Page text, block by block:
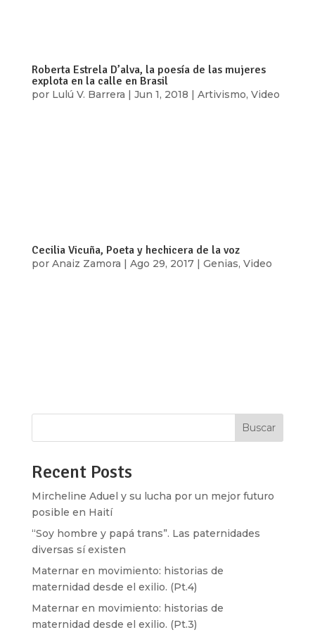
Roberta Estrela D’alva, la poesía de las mujeres
explota en la calle en Brasil
por Lulú V. Barrera | Jun 1, 2018 | Artivismo, Video
Cecilia Vicuña, Poeta y hechicera de la voz
por Anaiz Zamora | Ago 29, 2017| Genias, Video
Buscar
Recent Posts
Mircheline Aduel y su lucha por un mejor futuro
posible en Haití
“Soy hombre y papá trans”. Las paternidades
diversas sí existen
Maternar en movimiento: historias de
maternidad desde el exilio. (Pt.4)
Maternar en movimiento: historias de
maternidad desde el exilio. (Pt.3)